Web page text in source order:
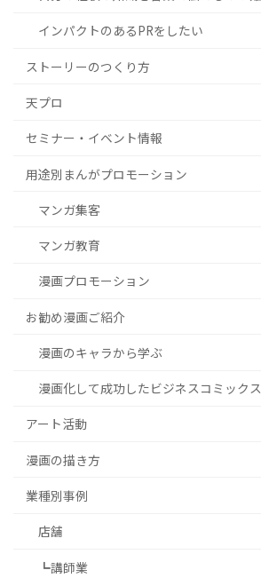
インパクトのあるPRをしたい
ストーリーのつくり方
天プロ
セミナー・イベント情報
用途別まんがプロモーション
マンガ集客
マンガ教育
漫画プロモーション
お勧め漫画ご紹介
漫画のキャラから学ぶ
漫画化して成功したビジネスコミックス
アート活動
漫画の描き方
業種別事例
店舗
┗講師業